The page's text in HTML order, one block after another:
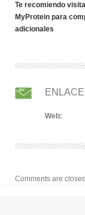
Te recomiendo
MyProtein para
adicionales
ENLACE
Web:
Comments are